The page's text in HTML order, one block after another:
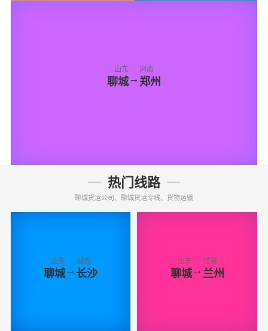
山东
聊城→
河南
郑州
热门线路
聊城货运公司、聊城货运专线、货物运输
山东
聊城→
湖南
长沙
山东
聊城→
甘肃
兰州